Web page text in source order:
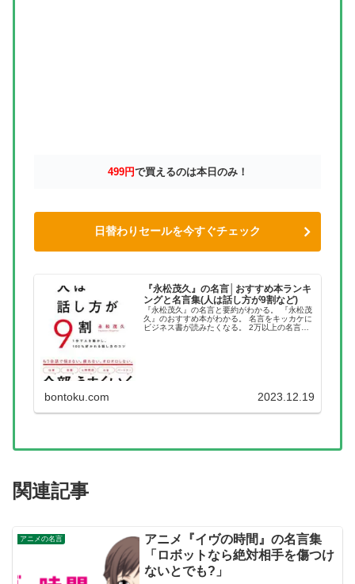
499円で買えるのは本日のみ！
日替わりセールを今すぐチェック
『永松茂久』の名言│おすすめ本ランキ
ングと名言集(人は話し方が9割など)
『永松茂久』の名言と要約がわかる。 『永松茂
久』のおすすめ本がわかる。 名言をキッカケに
ビジネス書が読みたくなる。 2万以上の名言を
bontoku.com 2023.12.19
関連記事
アニメの名言
アニメ『イヴの時間』の名言集
「ロボットなら絶対相手を傷つけ
ないとでも?」